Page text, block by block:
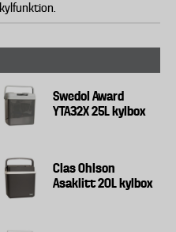
kylfunktion.
Swedol Award
YTA32X 25L kylbox
Clas Ohlson
Asaklitt 20L kylbox